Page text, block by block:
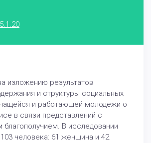
изложению результатов
и структуры социальных
и работающей молодежи о
в связи представлений с
благополучием. В исследовании
человека: 61 женщина и 42